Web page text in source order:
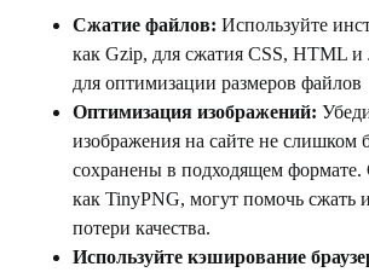
Сжатие файлов: Используйте
как Gzip, для сжатия CSS, HTML и
для оптимизации размеров файлов
Оптимизация изображений:
изображения на сайте не слишком
сохранены в подходящем формате.
как TinyPNG, могут помочь сжать
потери качества.
Используйте кэширование